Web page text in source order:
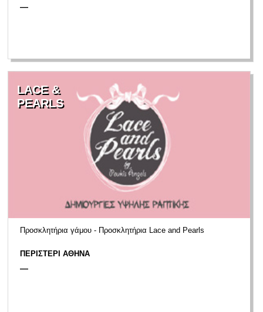
—
LACE &
PEARLS
Προσκλητήρια γάμου - Προσκλητήρια Lace and Pearls
ΠΕΡΙΣΤΕΡΙ ΑΘΗΝΑ
—